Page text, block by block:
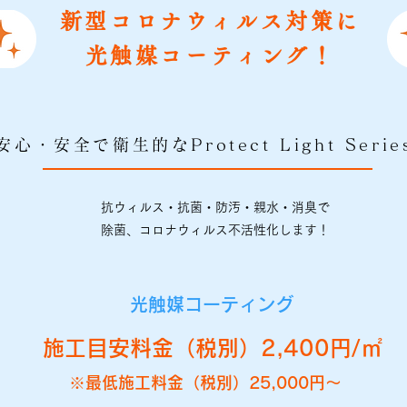
新型コロナウィルス対策に
光触媒コーティング！
心・安全で衛生的なProtect Light
抗ウィルス・抗菌・防汚・親水・消臭で
除菌、コロナウィルス不活性化します！
光触媒コーティング
施工目安料金（税別）2,400円/㎡
※最低施工料金（税別）25,000円～